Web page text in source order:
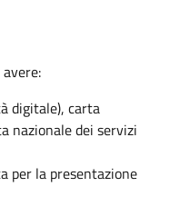
digitale), carta
nazionale dei servizi
per la presentazione